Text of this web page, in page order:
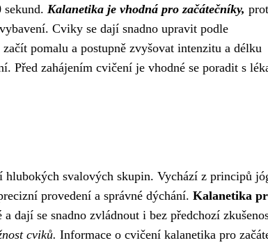
sekund. Kalanetika je vhodná pro začátečníky,
Cviky se dají snadno upravit podle
pomalu a postupně zvyšovat intenzitu a délku
Před zahájením cvičení je vhodné se poradit s
svalových skupin. Vychází z principů
provedení a správné dýchání. Kalanetika
dají se snadno zvládnout i bez předchozí
cviků. Informace o cvičení kalanetika pro